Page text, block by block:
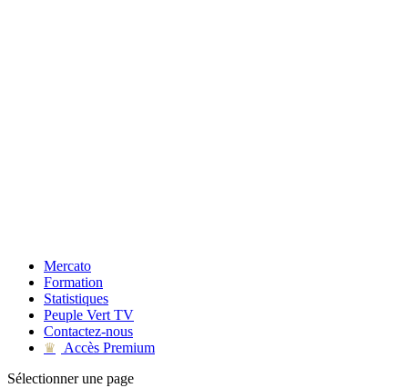
Mercato
Formation
Statistiques
Peuple Vert TV
Contactez-nous
♛
Accès Premium
Sélectionner une page